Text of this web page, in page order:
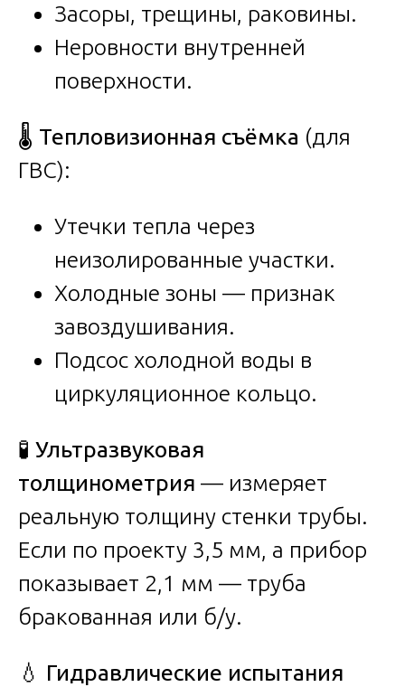
Засоры, трещины, раковины.
Неровности внутренней
поверхности.
🌡️ Тепловизионная съёмка (для
ГВС):
Утечки тепла через
неизолированные участки.
Холодные зоны — признак
завоздушивания.
Подсос холодной воды в
циркуляционное кольцо.
🧪 Ультразвуковая
толщинометрия — измеряет
реальную толщину стенки трубы.
Если по проекту 3,5 мм, а прибор
показывает 2,1 мм — труба
бракованная или б/у.
💧 Гидравлические испытания